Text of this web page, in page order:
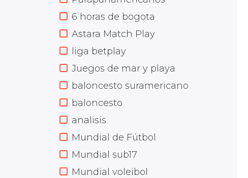
6 horas de bogota
Astara Match Play
liga betplay
Juegos de mar y playa
baloncesto suramericano
baloncesto
analisis
Mundial de Fútbol
Mundial sub17
Mundial voleibol